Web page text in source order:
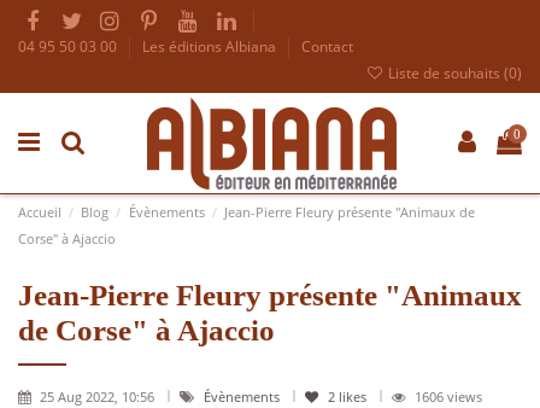
04 95 50 03 00 Les éditions Albiana
Contact
Liste de souhaits (0)
0
Accueil Blog Évènements
Jean-Pierre Fleury présente "Animaux de
Corse" à Ajaccio
Jean-Pierre Fleury présente "Animaux
de Corse" à Ajaccio
25 Aug 2022, 10:56 Évènements 2 likes 1606 views